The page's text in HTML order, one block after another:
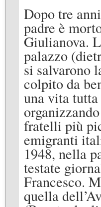
Dopo tre
padre è
Giulianova.
palazzo
si salvarono
colpito da
una vita
fratelli più
emigranti
1948, nella
testate
Francesco.
quella